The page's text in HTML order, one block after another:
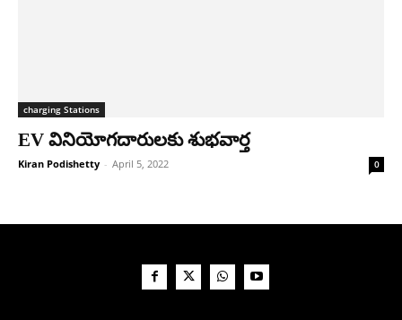
charging Stations
EV వినియోగ‌దారుల‌కు శుభ‌వార్త‌
Kiran Podishetty - April 5, 2022 0